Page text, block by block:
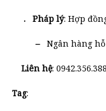
. Pháp lý: Hợp
– Ngân hàng
Liên hệ: 0942.356.388
Tag: